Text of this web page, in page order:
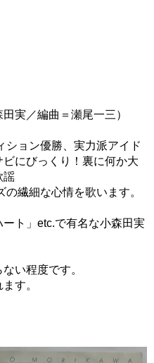
実／編曲＝瀬尾一三）
ション優勝、実力派アイド
にびっくり！裏に何か大
謡
繊細な心情を歌います。
ト」etc.で有名な小森田実
い程度です。
す。